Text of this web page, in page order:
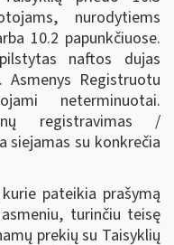
nurodytiems
10.2 papunkčiuose.
naftos dujas
Registruotu
neterminuotai.
registravimas /
siejamas su konkrečia
pateikia prašymą
turinčiu teisę
prekių su Taisyklių